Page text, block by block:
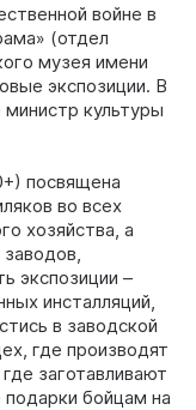
войне в
(отдел
музея имени
экспозиции. В
культуры
посвящена
во всех
хозяйства, а
экспозиции –
инсталляций,
в заводской
где производят
заготавливают
подарки бойцам на